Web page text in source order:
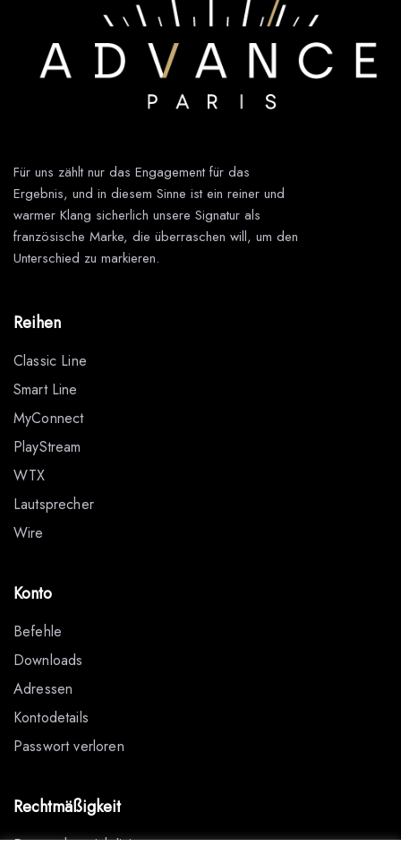
Für uns zählt nur das Engagement für das
Ergebnis, und in diesem Sinne ist ein reiner und
warmer Klang sicherlich unsere Signatur als
französische Marke, die überraschen will, um den
Unterschied zu markieren.
Reihen
Classic Line
Smart Line
MyConnect
PlayStream
WTX
Lautsprecher
Wire
Konto
Befehle
Downloads
Adressen
Kontodetails
Passwort verloren
Rechtmäßigkeit